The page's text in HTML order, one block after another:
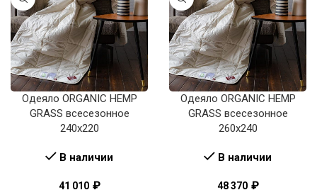
Одеяло ORGANIC HEMP
GRASS всесезонное
240х220
В наличии
41 010 ₽
Одеяло ORGANIC HEMP
GRASS всесезонное
260х240
В наличии
48 370 ₽